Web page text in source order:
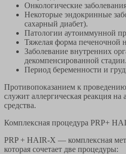
Онкологические
Некоторые эндокринные
сахарный диабет).
Патологии аутоиммунной
Тяжелая форма печеночной
Заболевание внутренних
декомпенсированной стадии.
Период беременности и
Противопоказанием к
служит аллергическая реакция на
средства.
Комплексная процедура PRP+
PRP + HAIR-X — комплексная
которая сочетает две процедуры: